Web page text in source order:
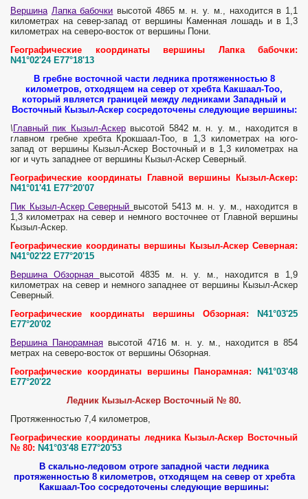
Вершина Лапка бабочки высотой 4865 м. н. у. м., находится в 1,1
километрах на север-запад от вершины Каменная лошадь и в 1,3
километрах на северо-восток от вершины Пони.
Географические координаты вершины Лапка бабочки:
N41°02'24 E77°18'13
В гребне восточной части ледника протяженностью 8
километров, отходящем на север от хребта Какшаал-Тоо,
который является границей между ледниками Западный и
Восточный Кызыл-Аскер сосредоточены следующие вершины:
\Главный пик Кызыл-Аскервысотой 5842 м. н. у. м., находится в
главном гребне хребта Крокшаал-Тоо, в 1,3 километрах на юго-
запад от вершины Кызыл-Аскер Восточный и в 1,3 километрах на
юг и чуть западнее от вершины Кызыл-Аскер Северный.
Географические координаты Главной вершины Кызыл-Аскер:
N41°01'41 E77°20'07
Пик Кызыл-Аскер Северный высотой 5413 м. н. у. м., находится в
1,3 километрах на север и немного восточнее от Главной вершины
Кызыл-Аскер.
Географические координаты вершины Кызыл-Аскер Северная:
N41°02'22 E77°20'15
Вершина Обзорная высотой 4835 м. н. у. м., находится в 1,9
километрах на север и немного западнее от вершины Кызыл-Аскер
Северный.
Географические координаты вершины Обзорная: N41°03'25
E77°20'02
Вершина Панорамная высотой 4716 м. н. у. м., находится в 854
метрах на северо-восток от вершины Обзорная.
Географические координаты вершины Панорамная: N41°03'48
E77°20'22
Ледник Кызыл-Аскер Восточный № 80.
Протяженностью 7,4 километров,
Географические координаты ледника Кызыл-Аскер Восточный
№ 80: N41°03'48 E77°20'53
В скально-ледовом отроге западной части ледника
протяженностью 8 километров, отходящем на север от хребта
Какшаал-Тоо сосредоточены следующие вершины: